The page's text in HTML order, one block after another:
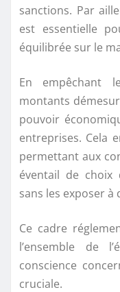
sanctions. Par
est essentielle
équilibrée sur le
En empêchant
montants
pouvoir
entreprises. Cela
permettant aux
éventail de
sans les exposer à
Ce cadre
l’ensemble de
conscience
cruciale.